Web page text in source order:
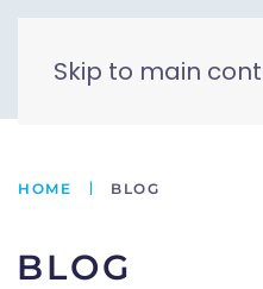
Skip to main
HOME BLOG
BLOG